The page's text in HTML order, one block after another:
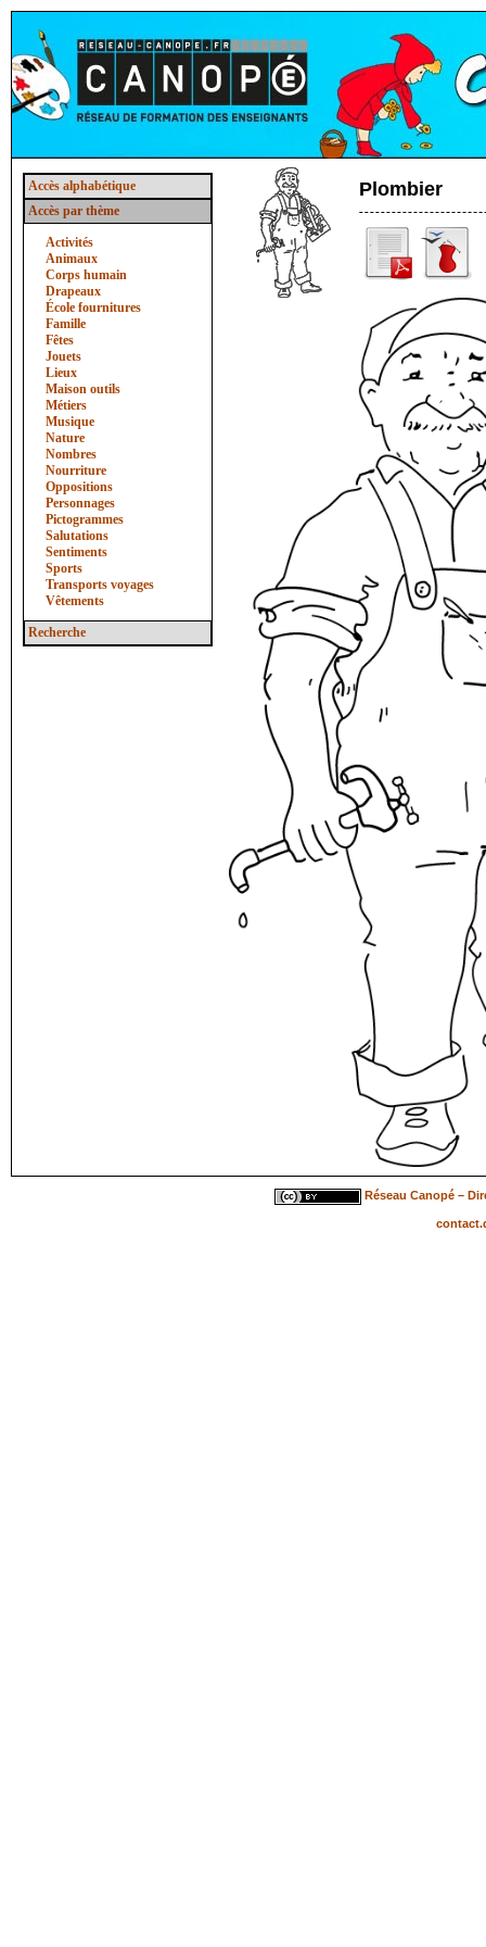
Accès alphabétique
Accès par thème
Activités
Animaux
Corps humain
Drapeaux
École fournitures
Famille
Fêtes
Jouets
Lieux
Maison outils
Métiers
Musique
Nature
Nombres
Nourriture
Oppositions
Personnages
Pictogrammes
Salutations
Sentiments
Sports
Transports voyages
Vêtements
Recherche
Plombier
Réseau Canopé –